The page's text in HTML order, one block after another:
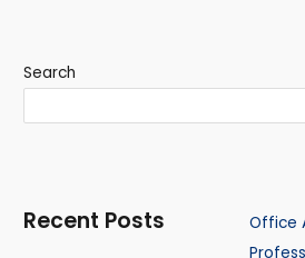
Search
Recent Posts
Office